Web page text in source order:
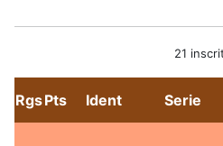
21
RgsPts Ident Serie